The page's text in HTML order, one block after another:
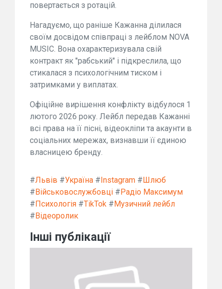
повертається з ротацій.
Нагадуємо, що раніше Кажанна ділилася
своїм досвідом співпраці з лейблом NOVA
MUSIC. Вона охарактеризувала свій
контракт як "рабський" і підкреслила, що
стикалася з психологічним тиском і
затримками у виплатах.
Офіційне вирішення конфлікту відбулося 1
лютого 2026 року. Лейбл передав Кажанні
всі права на її пісні, відеокліпи та акаунти в
соціальних мережах, визнавши її єдиною
власницею бренду.
#Львів #Україна #Instagram #Шлюб
#Військовослужбовці #Радіо Максимум
#Психологія #TikTok #Музичний лейбл
#Відеоролик
Інші публікації